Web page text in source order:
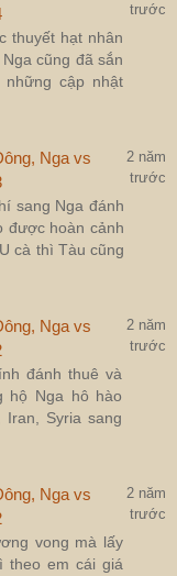
thuyết hạt nhân
cũng đã sắn
cập nhật
trước
Nga vs
sang Nga đánh
được hoàn cảnh
cà thì Tàu cũng
2 năm
trước
Nga vs
đánh thuê và
hộ Nga hô hào
Iran, Syria sang
2 năm
trước
Nga vs
vong mà lấy
theo em cái giá
2 năm
trước